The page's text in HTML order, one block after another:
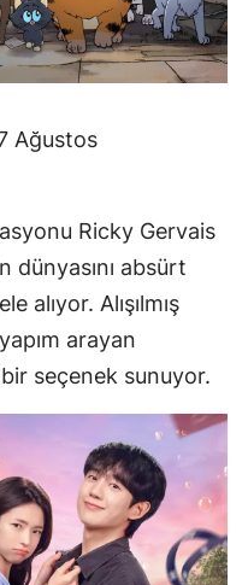
Ağustos
Ricky Gervais
dünyasını absürt
alıyor. Alışılmış
arayan
seçenek sunuyor.